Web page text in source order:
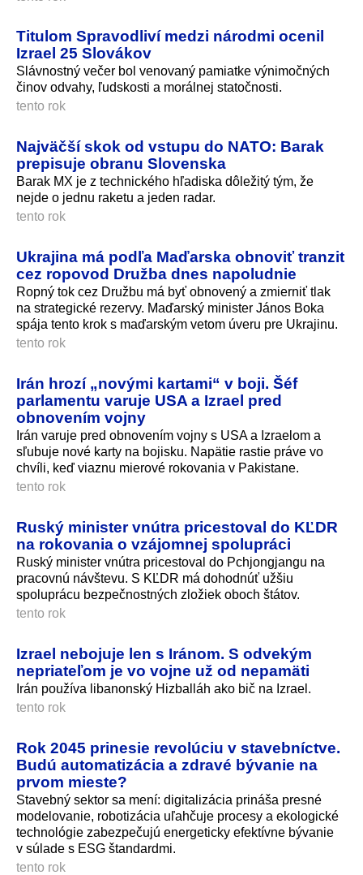
Titulom Spravodliví medzi národmi ocenil
Izrael 25 Slovákov
Slávnostný večer bol venovaný pamiatke výnimočných
činov odvahy, ľudskosti a morálnej statočnosti.
tento rok
Najväčší skok od vstupu do NATO: Barak
prepisuje obranu Slovenska
Barak MX je z technického hľadiska dôležitý tým, že
nejde o jednu raketu a jeden radar.
tento rok
Ukrajina má podľa Maďarska obnoviť tranzit
cez ropovod Družba dnes napoludnie
Ropný tok cez Družbu má byť obnovený a zmierniť tlak
na strategické rezervy. Maďarský minister János Boka
spája tento krok s maďarským vetom úveru pre Ukrajinu.
tento rok
Irán hrozí „novými kartami“ v boji. Šéf
parlamentu varuje USA a Izrael pred
obnovením vojny
Irán varuje pred obnovením vojny s USA a Izraelom a
sľubuje nové karty na bojisku. Napätie rastie práve vo
chvíli, keď viaznu mierové rokovania v Pakistane.
tento rok
Ruský minister vnútra pricestoval do KĽDR
na rokovania o vzájomnej spolupráci
Ruský minister vnútra pricestoval do Pchjongjangu na
pracovnú návštevu. S KĽDR má dohodnúť užšiu
spoluprácu bezpečnostných zložiek oboch štátov.
tento rok
Izrael nebojuje len s Iránom. S odvekým
nepriateľom je vo vojne už od nepamäti
Irán používa libanonský Hizballáh ako bič na Izrael.
tento rok
Rok 2045 prinesie revolúciu v stavebníctve.
Budú automatizácia a zdravé bývanie na
prvom mieste?
Stavebný sektor sa mení: digitalizácia prináša presné
modelovanie, robotizácia uľahčuje procesy a ekologické
technológie zabezpečujú energeticky efektívne bývanie
v súlade s ESG štandardmi.
tento rok